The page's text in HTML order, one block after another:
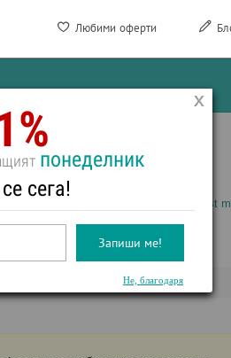
Любими оферти
Last
понеделник
сега!
Запиши ме!
Не, благодаря